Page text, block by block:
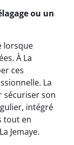
ou un
lorsque
À La
ces
La
sécuriser son
intégré
tout en
Jemaye.